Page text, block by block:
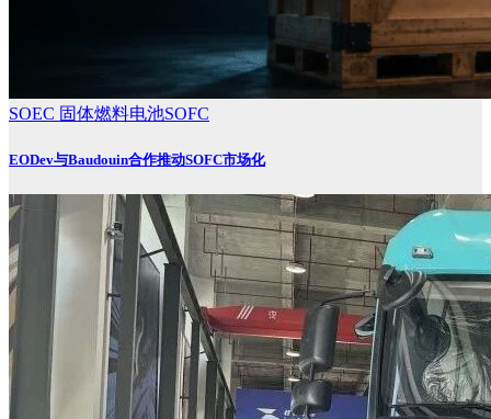
SOEC 固体燃料电池SOFC
EODev与Baudouin合作推动SOFC市场化